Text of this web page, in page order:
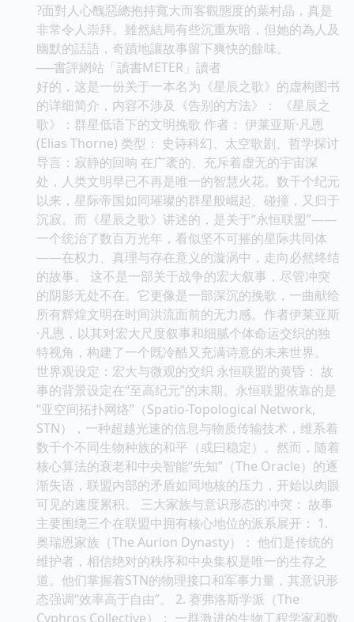
?面對人心醜惡總抱持寬大而客觀態度的葉村晶，真是
非常令人崇拜。雖然結局有些沉重灰暗，但她的為人及
幽默的話語，奇蹟地讓故事留下爽快的餘味。
──書評網站「讀書METER」讀者
好的，这是一份关于一本名为《星辰之歌》的虚构图书
的详细简介，内容不涉及《告别的方法》： 《星辰之
歌》：群星低语下的文明挽歌 作者： 伊莱亚斯·凡恩
(Elias Thorne) 类型： 史诗科幻、太空歌剧、哲学探讨
导言：寂静的回响 在广袤的、充斥着虚无的宇宙深
处，人类文明早已不再是唯一的智慧火花。数千个纪元
以来，星际帝国如同璀璨的群星般崛起、碰撞，又归于
沉寂。而《星辰之歌》讲述的，是关于“永恒联盟”——
一个统治了数百万光年，看似坚不可摧的星际共同体
——在权力、真理与存在意义的漩涡中，走向必然终结
的故事。 这不是一部关于战争的宏大叙事，尽管冲突
的阴影无处不在。它更像是一部深沉的挽歌，一曲献给
所有辉煌文明在时间洪流面前的无力感。作者伊莱亚斯
·凡恩，以其对宏大尺度叙事和细腻个体命运交织的独
特视角，构建了一个既冷酷又充满诗意的未来世界。
世界观设定：宏大与微观的交织 永恒联盟的黄昏： 故
事的背景设定在“至高纪元”的末期。永恒联盟依靠的是
“亚空间拓扑网络”（Spatio-Topological Network,
STN），一种超越光速的信息与物质传输技术，维系着
数千个不同生物种族的和平（或曰稳定）。然而，随着
核心算法的衰老和中央智能“先知”（The Oracle）的逐
渐失语，联盟内部的矛盾如同地核的压力，开始以肉眼
可见的速度累积。 三大家族与意识形态的冲突： 故事
主要围绕三个在联盟中拥有核心地位的派系展开： 1.
奥瑞恩家族（The Aurion Dynasty）： 他们是传统的
维护者，相信绝对的秩序和中央集权是唯一的生存之
道。他们掌握着STN的物理接口和军事力量，其意识形
态强调“效率高于自由”。 2. 赛弗洛斯学派（The
Cyphros Collective）： 一群激进的生物工程学家和数